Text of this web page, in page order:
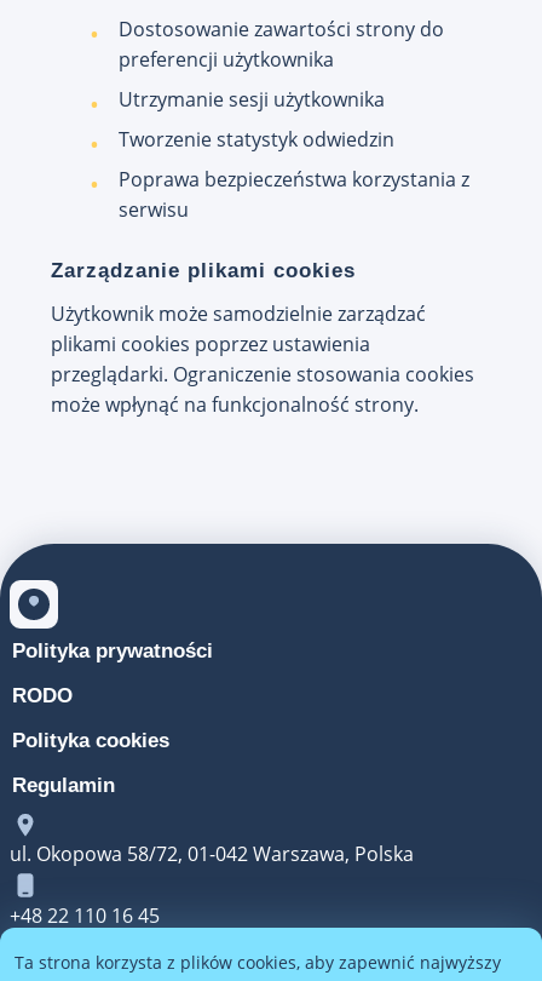
Dostosowanie zawartości strony do
preferencji użytkownika
Utrzymanie sesji użytkownika
Tworzenie statystyk odwiedzin
Poprawa bezpieczeństwa korzystania z
serwisu
Zarządzanie plikami cookies
Użytkownik może samodzielnie zarządzać
plikami cookies poprzez ustawienia
przeglądarki. Ograniczenie stosowania cookies
może wpłynąć na funkcjonalność strony.
Polityka prywatności
RODO
Polityka cookies
Regulamin
ul. Okopowa 58/72, 01-042 Warszawa, Polska
+48 22 110 16 45
Ta strona korzysta z plików cookies, aby zapewnić najwyższy